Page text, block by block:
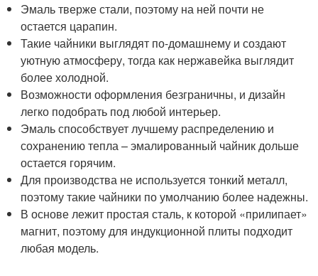
Эмаль тверже стали, поэтому на ней почти не
остается царапин.
Такие чайники выглядят по-домашнему и создают
уютную атмосферу, тогда как нержавейка выглядит
более холодной.
Возможности оформления безграничны, и дизайн
легко подобрать под любой интерьер.
Эмаль способствует лучшему распределению и
сохранению тепла – эмалированный чайник дольше
остается горячим.
Для производства не используется тонкий металл,
поэтому такие чайники по умолчанию более надежны.
В основе лежит простая сталь, к которой «прилипает»
магнит, поэтому для индукционной плиты подходит
любая модель.